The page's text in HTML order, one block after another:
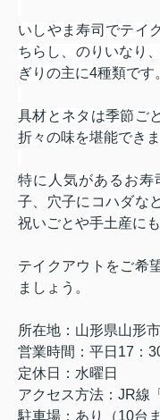
いしやま寿司でテイ
ちらし、のりいなり
ぎりの主に4種類です
具材とネタは季節ご
折々の味を堪能できま
特に人気があるお寿
子、穴子にコハダな
祝いごとや手土産に
テイクアウトをご希
ましょう。
所在地： 山形県山形
営業時間：平日 17 ：
定休日：水曜日
アクセス方法： JR線
駐車場：あり（10台